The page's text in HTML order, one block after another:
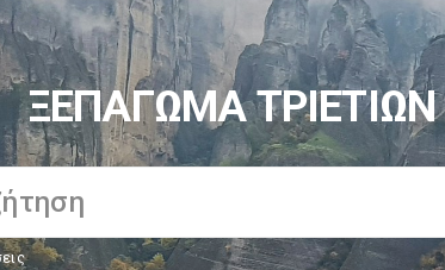
ΞΕΠΑΓΩΜΑ ΤΡΙΕΤΙΩΝ